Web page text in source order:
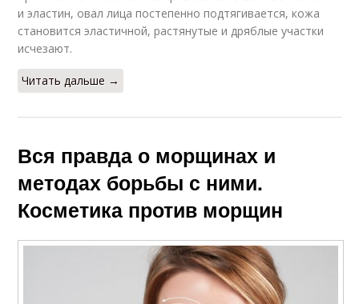
и эластин, овал лица постепенно подтягивается, кожа
становится эластичной, растянутые и дряблые участки
исчезают.
Читать дальше →
Вся правда о морщинах и
методах борьбы с ними.
Косметика против морщин